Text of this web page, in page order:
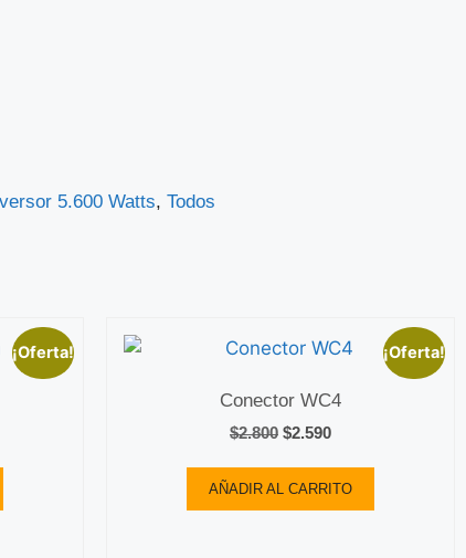
5.600 Watts, Todos
¡Oferta! ¡Oferta!
Conector WC4
$2.800 $2.590
AÑADIR AL CARRITO